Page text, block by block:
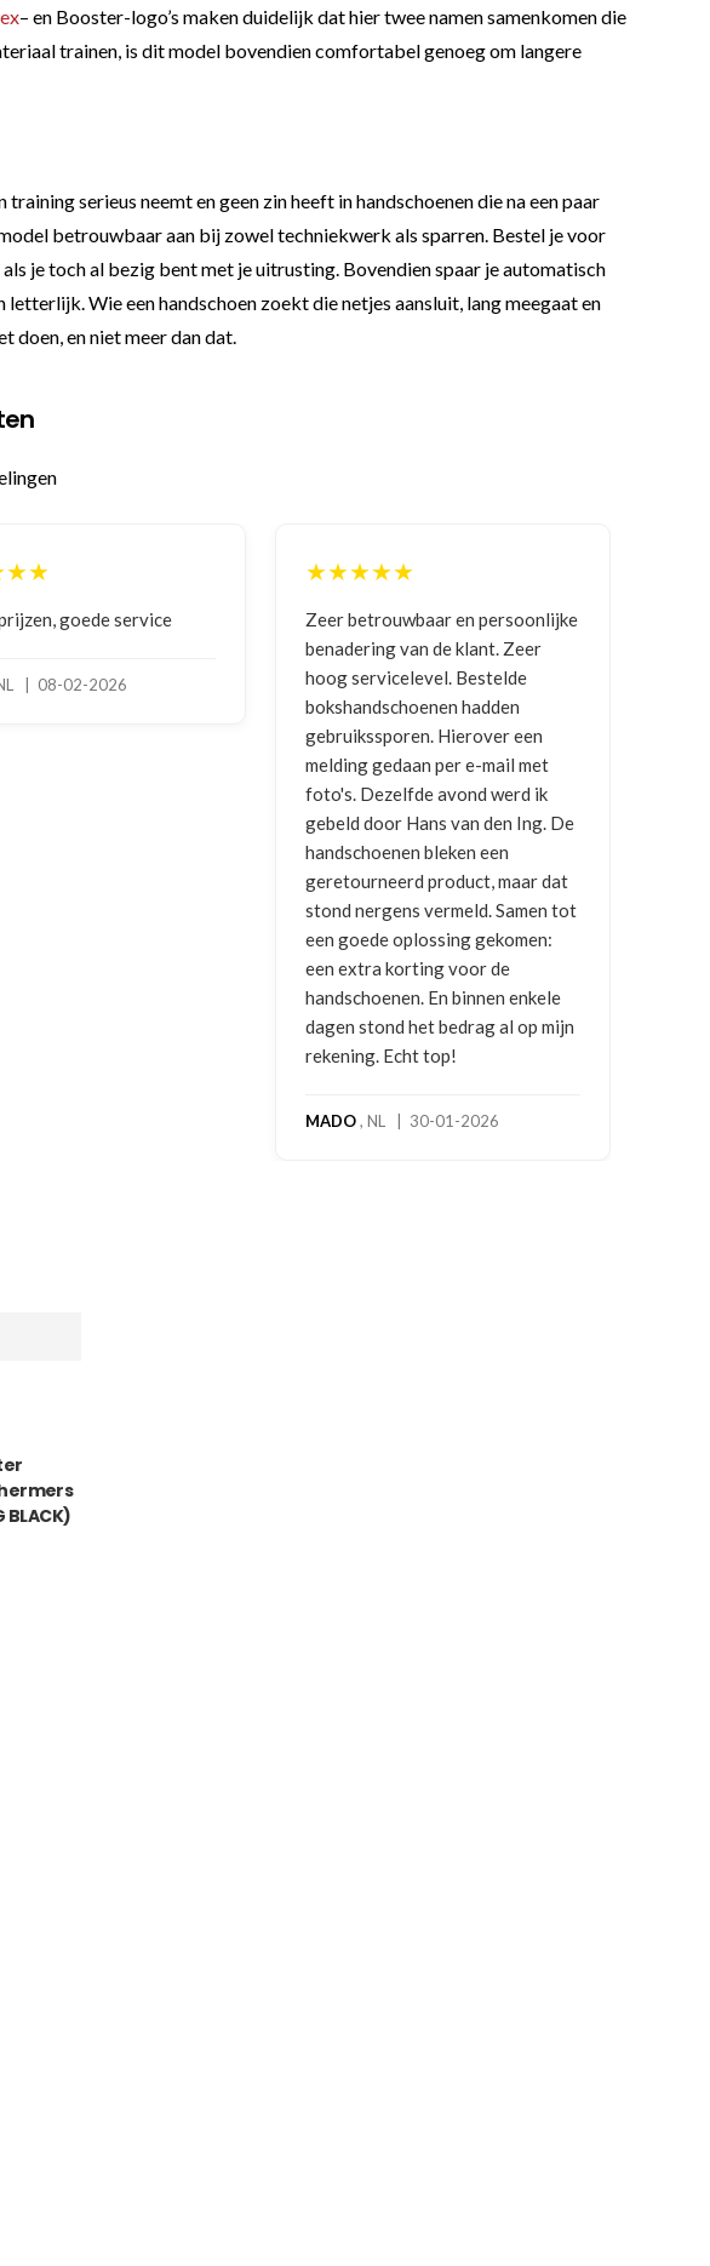
– en Booster-logo’s maken duidelijk dat hier twee namen samenkomen die
trainen, is dit model bovendien comfortabel genoeg om langere
serieus neemt en geen zin heeft in handschoenen die na een paar
betrouwbaar aan bij zowel techniekwerk als sparren. Bestel je voor
je toch al bezig bent met je uitrusting. Bovendien spaar je automatisch
Wie een handschoen zoekt die netjes aansluit, lang meegaat en
doen, en niet meer dan dat.
betrouwbaar en persoonlijke
servicelevel. Bestelde
★★★★★
Goede communicatie, artikel goed
ontvangen
NICO VERMUNICHT, BE | 29-01-
2026
BLACK)